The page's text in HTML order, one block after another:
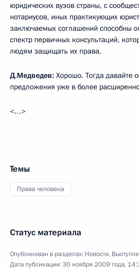
юридических вузов страны, с
нотариусов, иных практикующих
заключаемых соглашений способны
спектр первичных консультаций,
людям защищать их права.
Д.Медведев: Хорошо. Тогда давайте
предложения уже в более
<…>
Темы
Права человека
Статус материала
Опубликован в разделах: Новости,
Дата публикации:30 ноября 2009 года,